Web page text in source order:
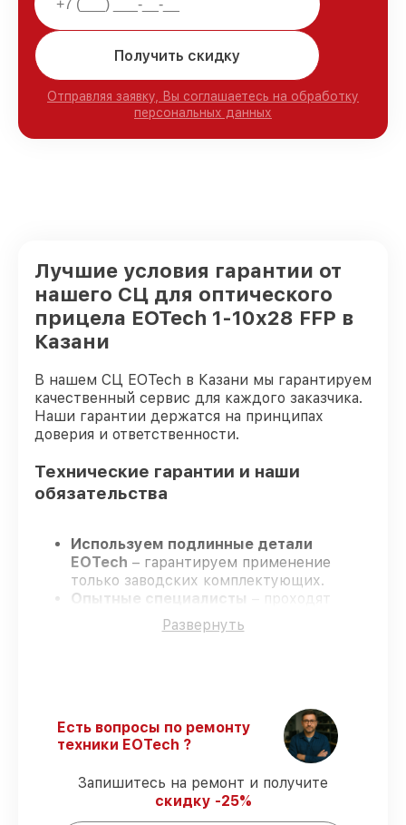
Получить скидку
Отправляя заявку, Вы соглашаетесь на обработку
персональных данных
Лучшие условия гарантии от
нашего СЦ для оптического
прицела EOTech 1-10x28 FFP в
Казани
В нашем СЦ EOTech в Казани мы гарантируем
качественный сервис для каждого заказчика.
Наши гарантии держатся на принципах
доверия и ответственности.
Технические гарантии и наши
обязательства
Используем подлинные детали
EOTech – гарантируем применение
только заводских комплектующих.
Опытные специалисты
– проходят
жёсткий контроль знаний и навыков, что
гарантирует качество выполняемых
оптического прицела EOTech 1-10x28 FFP
в оговоренные сроки.
Гарантийное сопровождение– все все
виды ремонта защищены официальной
гарантией EOTech.
Развернуть
Есть вопросы по ремонту
техники EOTech ?
Запишитесь на ремонт и получите
скидку -25%